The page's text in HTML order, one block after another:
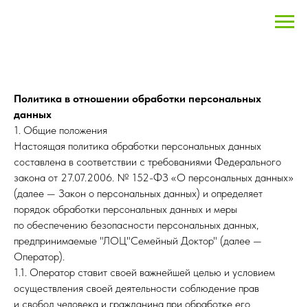
Политика в отношении обработки персональных
данных
1. Общие положения
Настоящая политика обработки персональных данных
составлена в соответствии с требованиями Федерального
закона от 27.07.2006. № 152-ФЗ «О персональных данных»
(далее — Закон о персональных данных) и определяет
порядок обработки персональных данных и меры
по обеспечению безопасности персональных данных,
предпринимаемые "ЛОЦ"Семейный Доктор" (далее —
Оператор).
1.1. Оператор ставит своей важнейшей целью и условием
осуществления своей деятельности соблюдение прав
и свобод человека и гражданина при обработке его